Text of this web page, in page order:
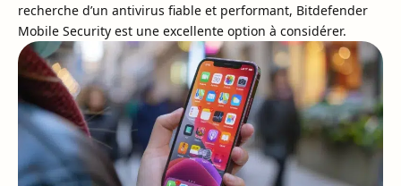
recherche d’un antivirus fiable et performant, Bitdefender
Mobile Security est une excellente option à considérer.